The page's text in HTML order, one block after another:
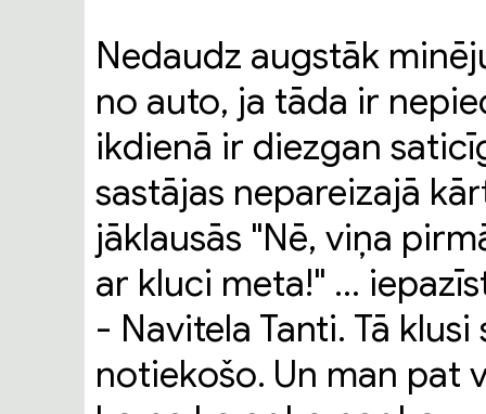
Nedaudz augstāk
no auto, ja tāda ir
ikdienā ir diezgan
sastājas nepareizajā
jāklausās "Nē, viņa
ar kluci meta!" ...
- Navitela Tanti. Tā
notiekošo. Un man pat